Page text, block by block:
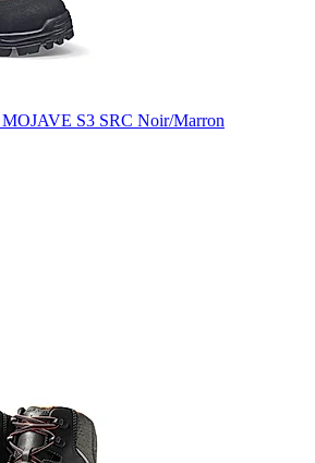
MOJAVE S3 SRC Noir/Marron